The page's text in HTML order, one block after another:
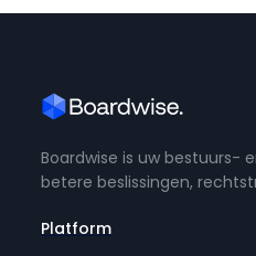
Boardwise is uw bestuurs-
betere beslissingen,
Platform